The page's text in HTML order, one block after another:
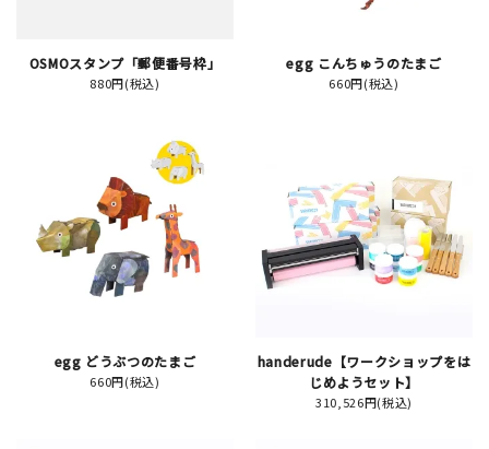
おしらせ
新規会員登録
ログイン
マイアカウント
お買い物ガイド
OSMOスタンプ「郵便番号枠」
880円(税込)
egg こんちゅうのたまご
660円(税込)
egg どうぶつのたまご
660円(税込)
handerude【ワークショップをは
じめようセット】
310,526円(税込)